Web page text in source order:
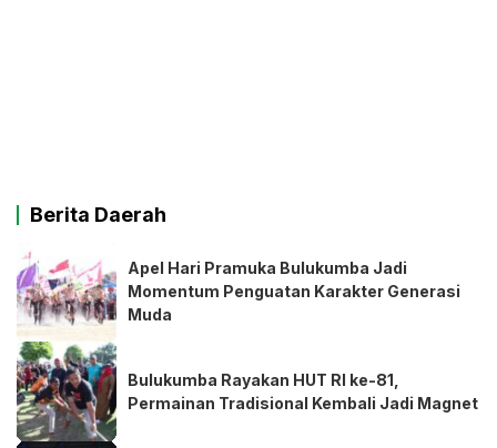
Berita Daerah
Apel Hari Pramuka Bulukumba Jadi
Momentum Penguatan Karakter Generasi
Muda
Bulukumba Rayakan HUT RI ke-81,
Permainan Tradisional Kembali Jadi Magnet